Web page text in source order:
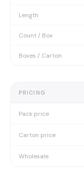
Length
Count / Box
Boxes / Carton
PRICING
Pack price
Carton price
Wholesale